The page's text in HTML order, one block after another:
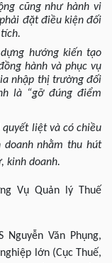
cũng như hành vi
đặt điều kiện đối
hướng kiến tạo
hành và phục vụ
nhập thị trường đối
là “gỡ đúng điểm
liệt và có chiều
nhằm thu hút
kinh doanh.
Vụ Quản lý Thuế
Văn Phụng,
lớn (Cục Thuế,